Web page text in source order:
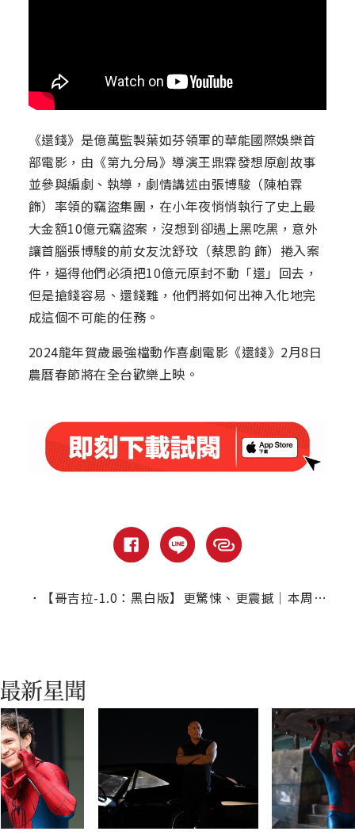
《還錢》是億萬監製葉如芬領軍的華能國際娛樂首
部電影，由《第九分局》導演王鼎霖發想原創故事
並參與編劇、執導，劇情講述由張博駿（陳柏霖
飾）率領的竊盜集團，在小年夜悄悄執行了史上最
大金額10億元竊盜案，沒想到卻遇上黑吃黑，意外
讓首腦張博駿的前女友沈舒玟（蔡思韵 飾）捲入案
件，逼得他們必須把10億元原封不動「還」回去，
但是搶錢容易、還錢難，他們將如何出神入化地完
成這個不可能的任務。
2024龍年賀歲最強檔動作喜劇電影《還錢》2月8日
農曆春節將在全台歡樂上映。
． 【哥吉拉-1.0：黑白版】更驚悚、更震撼｜本周上線、電視首播推薦